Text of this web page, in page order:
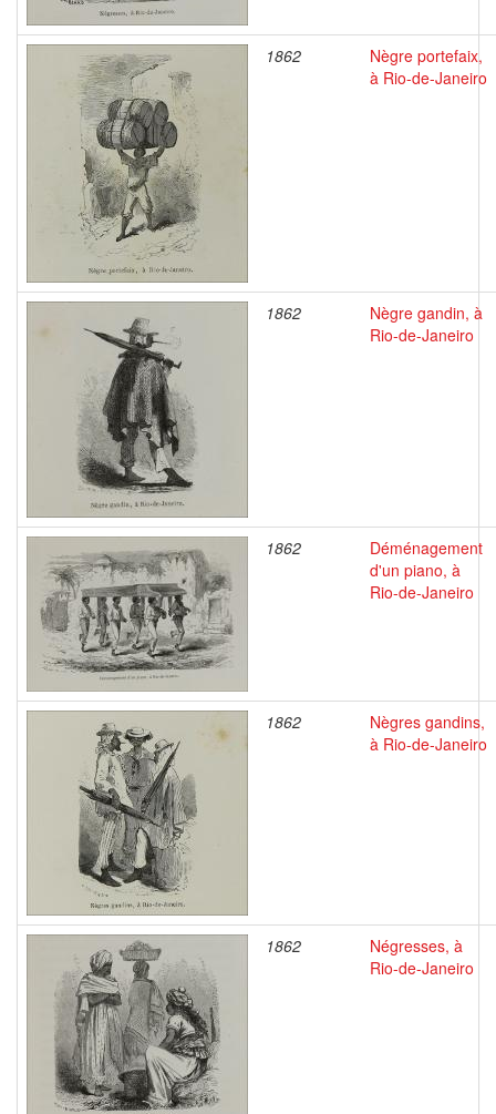
1862
Nègre portefaix,
à Rio-de-Janeiro
1862
Nègre gandin, à
Rio-de-Janeiro
1862
Déménagement
d'un piano, à
Rio-de-Janeiro
1862
Nègres gandins,
à Rio-de-Janeiro
1862
Négresses, à
Rio-de-Janeiro